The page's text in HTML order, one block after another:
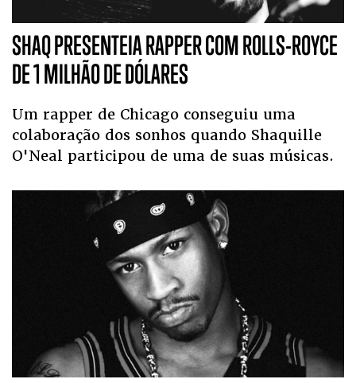
SHAQ PRESENTEIA RAPPER COM ROLLS-ROYCE
DE 1 MILHÃO DE DÓLARES
Um rapper de Chicago conseguiu uma
colaboração dos sonhos quando Shaquille
O'Neal participou de uma de suas músicas.